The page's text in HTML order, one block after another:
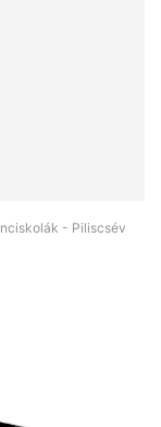
- Piliscsév